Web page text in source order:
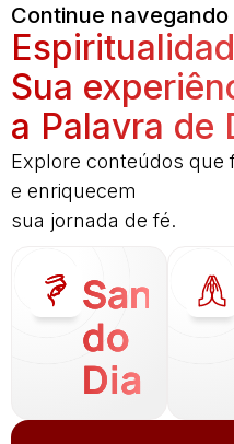
Continue navegando
Sua
a Palavra de
Explore conteúdos que
e enriquecem
sua jornada de fé.
Santo
do
Dia